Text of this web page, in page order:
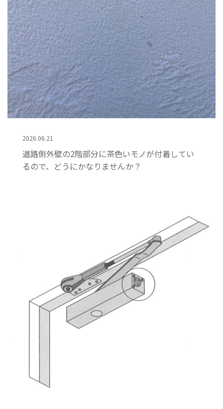
2026.06.21
道路側外壁の2階部分に茶色いモノが付着してい
るので、どうにかなりませんか？